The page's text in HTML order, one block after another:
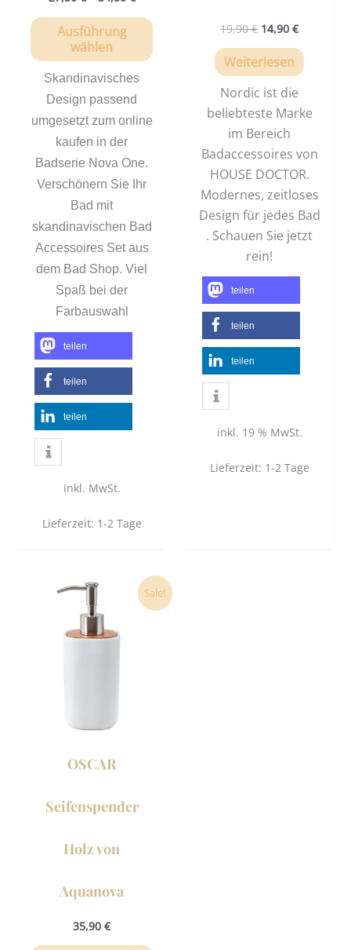
Ausführung
wählen
Skandinavisches
Design passend
umgesetzt zum online
kaufen in der
Badserie Nova One.
Verschönern Sie Ihr
Bad mit
skandinavischen Bad
Accessoires Set aus
dem Bad Shop. Viel
Spaß bei der
Farbauswahl
teilen
teilen
teilen
inkl. MwSt.
Lieferzeit: 1-2 Tage
19,90€ 14,90 €
Weiterlesen
Nordic ist die
beliebteste Marke
im Bereich
Badaccessoires von
HOUSE DOCTOR.
Modernes, zeitloses
Design für jedes Bad
. Schauen Sie jetzt
rein!
teilen
teilen
teilen
inkl. 19 % MwSt.
Lieferzeit: 1-2 Tage
Sale!
OSCAR
Seifenspender
Holz von
Aquanova
35,90 €
Dieses
Produkt